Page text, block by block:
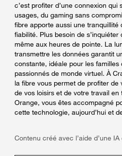
c’est profiter d’une connexion qui
usages, du gaming sans
fibre apporte aussi une tranquillité
fiabilité. Plus besoin de
même aux heures de pointe. La
transmettre les données garantit
constante, idéale pour les
passionnés de monde virtuel. À
la fibre vous permet de profiter de
de vos loisirs et de votre travail en
Orange, vous êtes accompagné
cette technologie, aujourd’hui et
Contenu créé avec l’aide d’une